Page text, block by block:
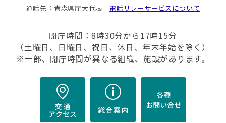
通話先：青森県庁大代表 電話リレーサービスについて
開庁時間：8時30分から17時15分
（土曜日、日曜日、祝日、休日、年末年始を除く）
※一部、開庁時間が異なる組織、施設があります。